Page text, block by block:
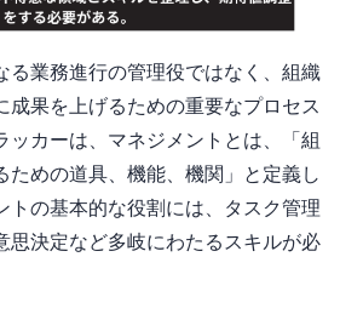
る業務進行の管理役ではなく、組織
成果を上げるための重要なプロセス
ッカーは、マネジメントとは、「組
ための道具、機能、機関」と定義し
トの基本的な役割には、タスク管理
思決定など多岐にわたるスキルが必